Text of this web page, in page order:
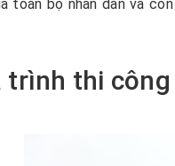
toàn bộ nhân dân và
trình thi